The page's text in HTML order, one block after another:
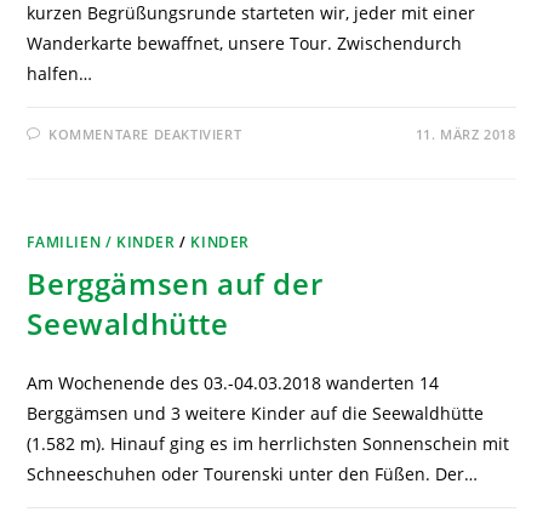
kurzen Begrüßungsrunde starteten wir, jeder mit einer
Wanderkarte bewaffnet, unsere Tour. Zwischendurch
halfen…
KOMMENTARE DEAKTIVIERT 11. MÄRZ 2018
FAMILIEN / KINDER / KINDER
Berggämsen auf der
Seewaldhütte
Am Wochenende des 03.-04.03.2018 wanderten 14
Berggämsen und 3 weitere Kinder auf die Seewaldhütte
(1.582 m). Hinauf ging es im herrlichsten Sonnenschein mit
Schneeschuhen oder Tourenski unter den Füßen. Der…